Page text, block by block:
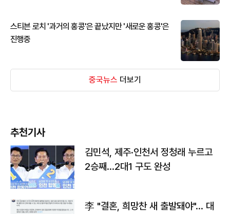
스티븐 로치 '과거의 홍콩'은 끝났지만 '새로운 홍콩'은
진행중
중국뉴스 더보기
추천기사
김민석, 제주·인천서 정청래 누르고
2승째…2대1 구도 완성
李 "결혼, 희망찬 새 출발돼야"… 대